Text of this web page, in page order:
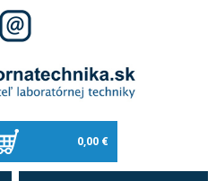
0,00 €